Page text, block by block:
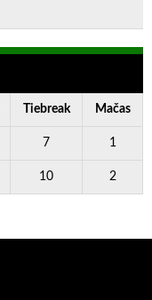
Tiebreak Mačas
7 1
10 2